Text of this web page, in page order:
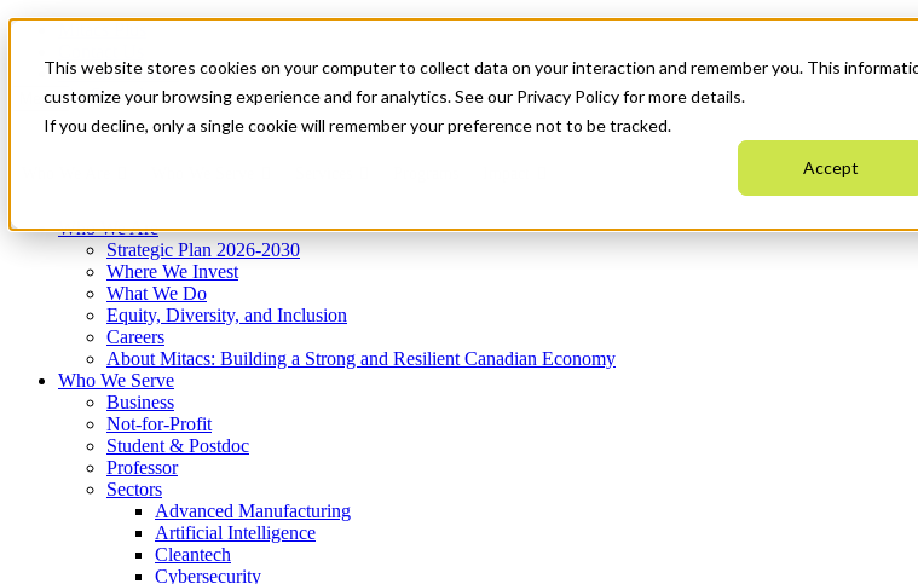
This website stores cookies on your computer to collect data on your interaction and remember you. This
customize your browsing experience and for analytics. See our Privacy Policy for more details.
If you decline, only a single cookie will remember your preference not to be tracked.
Accept
News & Events
Get Started
Menu
Who We Are
Strategic Plan 2026-2030
Where We Invest
What We Do
Equity, Diversity, and Inclusion
Careers
About Mitacs: Building a Strong and Resilient Canadian Economy
Who We Serve
Business
Not-for-Profit
Student & Postdoc
Professor
Sectors
Advanced Manufacturing
Artificial Intelligence
Cleantech
Cybersecurity